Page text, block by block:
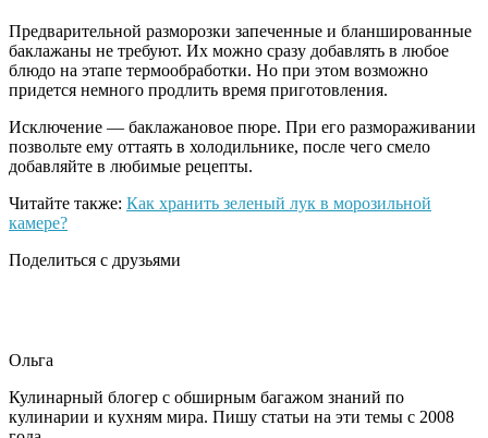
Предварительной разморозки запеченные и бланшированные
баклажаны не требуют. Их можно сразу добавлять в любое
блюдо на этапе термообработки. Но при этом возможно
придется немного продлить время приготовления.
Исключение — баклажановое пюре. При его размораживании
позвольте ему оттаять в холодильнике, после чего смело
добавляйте в любимые рецепты.
Читайте также: Как хранить зеленый лук в морозильной
камере?
Поделиться с друзьями
Ольга
Кулинарный блогер с обширным багажом знаний по
кулинарии и кухням мира. Пишу статьи на эти темы с 2008